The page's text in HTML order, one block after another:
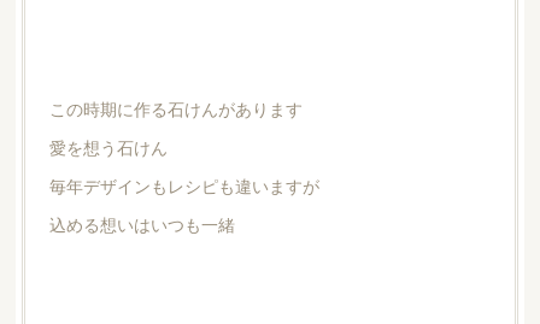
この時期に作る石けんがあります
愛を想う石けん
毎年デザインもレシピも違いますが
込める想いはいつも一緒